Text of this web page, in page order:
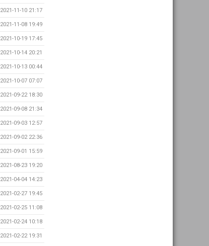
2021-11-10 21:17
2021-11-08 19:49
2021-10-19 17:45
2021-10-14 20:21
2021-10-13 00:44
2021-10-07 07:07
2021-09-22 18:30
2021-09-08 21:34
2021-09-03 12:57
2021-09-02 22:36
2021-09-01 15:59
2021-08-23 19:20
2021-04-04 14:23
2021-02-27 19:45
2021-02-25 11:08
2021-02-24 10:18
2021-02-22 19:31